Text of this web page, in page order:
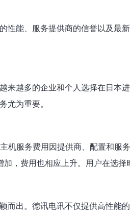
性能、服务提供商的信誉以及最
来越多的企业和个人选择在日本
尤为重要。
机服务费用因提供商、配置和服
，费用也相应上升。用户在选择
而出。德讯电讯不仅提供高性能的